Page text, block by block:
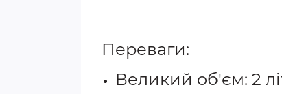
Переваги:
Великий об'єм: 2